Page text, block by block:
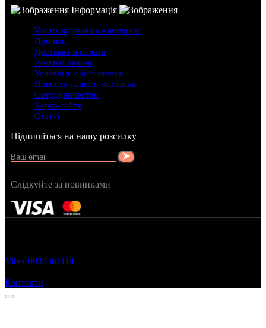
Інформація
Часто задаваемые вопросы
Про нас
Доставка и оплата
Возврат заказа
Условные обозначения
Новости нашего магазина
Сотрудничество
Карта сайту
Статті
Підпишіться на нашу розсилку
Слідкуйте за новинками
Viber 0938361114
Контакти